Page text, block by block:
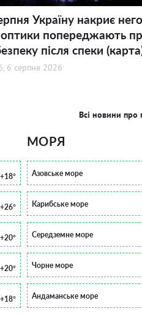
Україну накриє
попереджають
після спеки
6 серпня 2026
Всі новини про
+18°
+26°
+20°
+20°
+18°
МОРЯ
Азовське море
Карибське море
Середземне море
Чорне море
Андаманське море